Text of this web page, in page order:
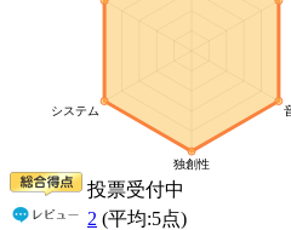
投票受付中
2 (平均:5点)